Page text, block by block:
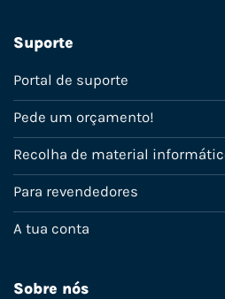
Suporte
Portal de suporte
Pede um orçamento!
Recolha de material
Para revendedores
A tua conta
Sobre nós